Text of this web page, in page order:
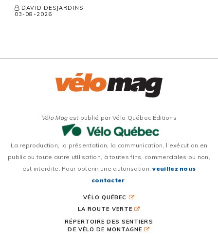
DAVID DESJARDINS
03-08-2026
Vélo Magest publié par Vélo Québec Éditions
La reproduction, la présentation, la communication, l’exécution en
public ou toute autre utilisation, à toutes fins, commerciales ou non,
est interdite. Pour obtenir une autorisation,veuillez nous
contacter.
VÉLO QUÉBEC
LA ROUTE VERTE
RÉPERTOIRE DES SENTIERS
DE VÉLO DE MONTAGNE